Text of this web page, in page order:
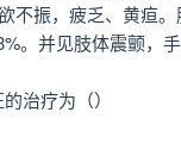
不振，疲乏、黄疸
。并见肢体震颤，
治疗为（）